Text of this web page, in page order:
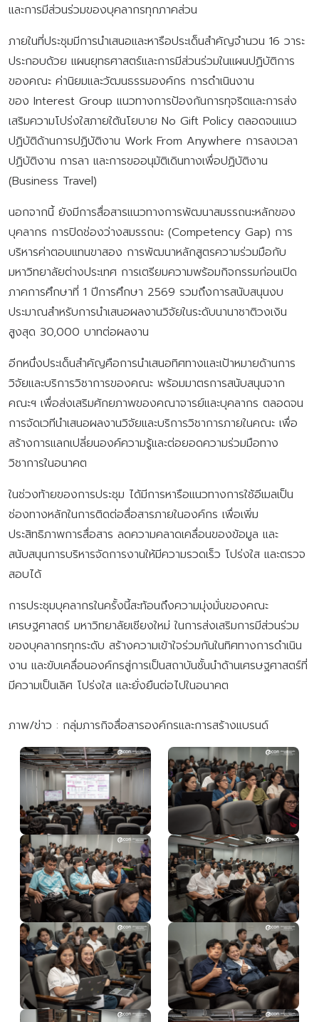
และการมีส่วนร่วมของบุคลากรทุกภาคส่วน
ภายในที่ประชุมมีการนำเสนอและหารือประเด็นสำคัญจำนวน 16 วาระ
ประกอบด้วย แผนยุทธศาสตร์และการมีส่วนร่วมในแผนปฏิบัติการ
ของคณะ ค่านิยมและวัฒนธรรมองค์กร การดำเนินงาน
ของ Interest Group แนวทางการป้องกันการทุจริตและการส่ง
เสริมความโปร่งใสภายใต้นโยบาย No Gift Policy ตลอดจนแนว
ปฏิบัติด้านการปฏิบัติงาน Work From Anywhere การลงเวลา
ปฏิบัติงาน การลา และการขออนุมัติเดินทางเพื่อปฏิบัติงาน
(Business Travel)
นอกจากนี้ ยังมีการสื่อสารแนวทางการพัฒนาสมรรถนะหลักของ
บุคลากร การปิดช่องว่างสมรรถนะ (Competency Gap) การ
บริหารค่าตอบแทนขาสอง การพัฒนาหลักสูตรความร่วมมือกับ
มหาวิทยาลัยต่างประเทศ การเตรียมความพร้อมกิจกรรมก่อนเปิด
ภาคการศึกษาที่ 1 ปีการศึกษา 2569 รวมถึงการสนับสนุนงบ
ประมาณสำหรับการนำเสนอผลงานวิจัยในระดับนานาชาติวงเงิน
สูงสุด 30,000 บาทต่อผลงาน
อีกหนึ่งประเด็นสำคัญคือการนำเสนอทิศทางและเป้าหมายด้านการ
วิจัยและบริการวิชาการของคณะ พร้อมมาตรการสนับสนุนจาก
คณะฯ เพื่อส่งเสริมศักยภาพของคณาจารย์และบุคลากร ตลอดจน
การจัดเวทีนำเสนอผลงานวิจัยและบริการวิชาการภายในคณะ เพื่อ
สร้างการแลกเปลี่ยนองค์ความรู้และต่อยอดความร่วมมือทาง
วิชาการในอนาคต
ในช่วงท้ายของการประชุม ได้มีการหารือแนวทางการใช้อีเมลเป็น
ช่องทางหลักในการติดต่อสื่อสารภายในองค์กร เพื่อเพิ่ม
ประสิทธิภาพการสื่อสาร ลดความคลาดเคลื่อนของข้อมูล และ
สนับสนุนการบริหารจัดการงานให้มีความรวดเร็ว โปร่งใส และตรวจ
สอบได้
การประชุมบุคลากรในครั้งนี้สะท้อนถึงความมุ่งมั่นของคณะ
เศรษฐศาสตร์ มหาวิทยาลัยเชียงใหม่ ในการส่งเสริมการมีส่วนร่วม
ของบุคลากรทุกระดับ สร้างความเข้าใจร่วมกันในทิศทางการดำเนิน
งาน และขับเคลื่อนองค์กรสู่การเป็นสถาบันชั้นนำด้านเศรษฐศาสตร์ที่
มีความเป็นเลิศ โปร่งใส และยั่งยืนต่อไปในอนาคต
ภาพ/ข่าว : กลุ่มภารกิจสื่อสารองค์กรและการสร้างแบรนด์